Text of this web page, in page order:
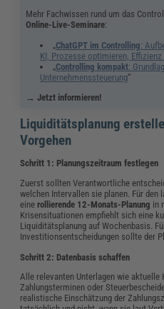
Mehr Fachwissen rund um das
Online-Live-Seminare:
„ChatGPT im Controlling:
KI, Prozesse optimieren, Effizienz
„Controlling kompakt:
Unternehmenssteuerung​“
→ Jetzt informieren!
Liquiditätsplanung
Vorgehen
Schritt 1: Planungszeitraum festlegen
Zuerst sollten Verantwortliche
welchen Intervallen sie planen. Für
einerollierende 12-Monats-Planung in
Krisensituationen empfiehlt sich eine
Liquiditätsplanung auf Wochenbasis.
Investitionsentscheidungen sollte der
Schritt 2: Datenbasis schaffen
Alle relevanten Unterlagen wie
Zahlungsterminen oder
realistische Einschätzung der